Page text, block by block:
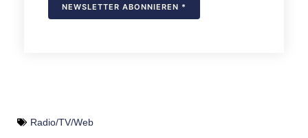
Radio/TV/Web